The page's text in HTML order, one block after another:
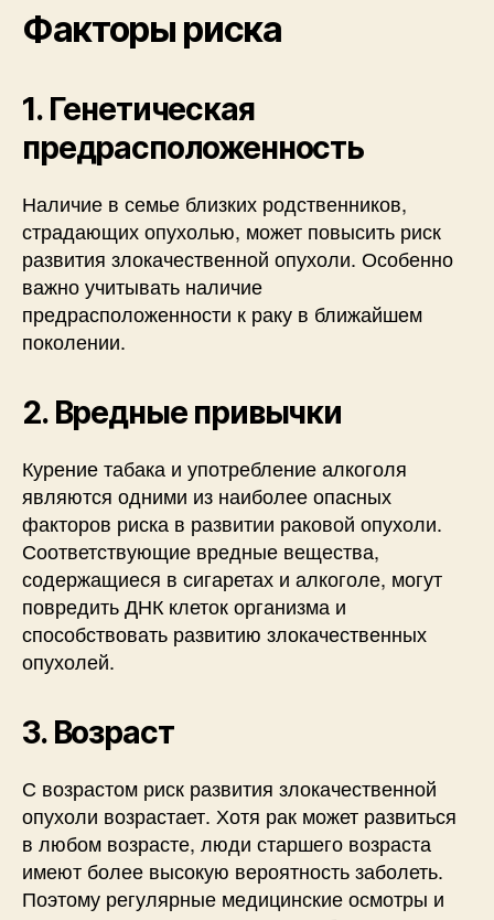
Факторы риска
1. Генетическая
предрасположенность
Наличие в семье близких родственников,
страдающих опухолью, может повысить риск
развития злокачественной опухоли. Особенно
важно учитывать наличие
предрасположенности к раку в ближайшем
поколении.
2. Вредные привычки
Курение табака и употребление алкоголя
являются одними из наиболее опасных
факторов риска в развитии раковой опухоли.
Соответствующие вредные вещества,
содержащиеся в сигаретах и алкоголе, могут
повредить ДНК клеток организма и
способствовать развитию злокачественных
опухолей.
3. Возраст
С возрастом риск развития злокачественной
опухоли возрастает. Хотя рак может развиться
в любом возрасте, люди старшего возраста
имеют более высокую вероятность заболеть.
Поэтому регулярные медицинские осмотры и